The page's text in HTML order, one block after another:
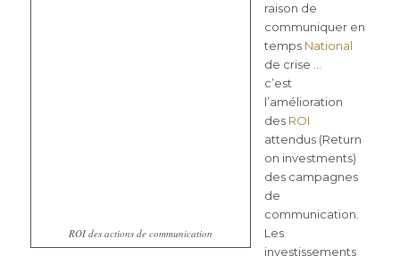
ROI des actions de communication
raison de
communiquer en
temps National
de crise …
c’est
l’amélioration
des ROI
attendus (Return
on investments)
des campagnes
de
communication.
Les
investissements